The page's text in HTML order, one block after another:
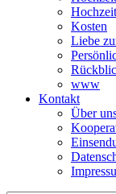
Kosten
Liebe
www
Kontakt
Über